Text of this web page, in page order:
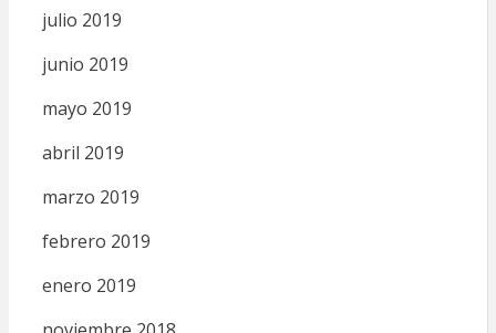
julio 2019
junio 2019
mayo 2019
abril 2019
marzo 2019
febrero 2019
enero 2019